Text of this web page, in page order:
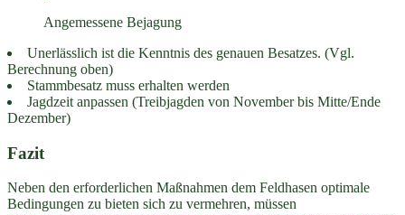
Angemessene Bejagung
Unerlässlich ist die Kenntnis des genauen Besatzes. (Vgl.
Berechnung oben)
Stammbesatz muss erhalten werden
Jagdzeit anpassen (Treibjagden von November bis Mitte/Ende
Dezember)
Fazit
Neben den erforderlichen Maßnahmen dem Feldhasen optimale
Bedingungen zu bieten sich zu vermehren, müssen